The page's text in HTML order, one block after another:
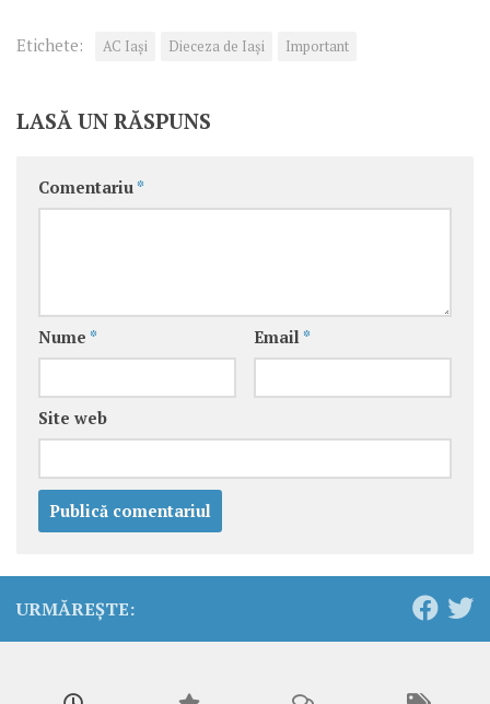
Etichete: AC Iași Dieceza de Iași Important
LASĂ UN RĂSPUNS
Comentariu *
Nume * Email *
Site web
URMĂREȘTE: